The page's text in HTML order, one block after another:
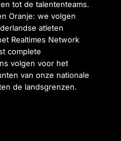
tot de talententeams.
Oranje: we volgen
atleten
Realtimes Network
complete
volgen voor het
van onze nationale
de landsgrenzen.